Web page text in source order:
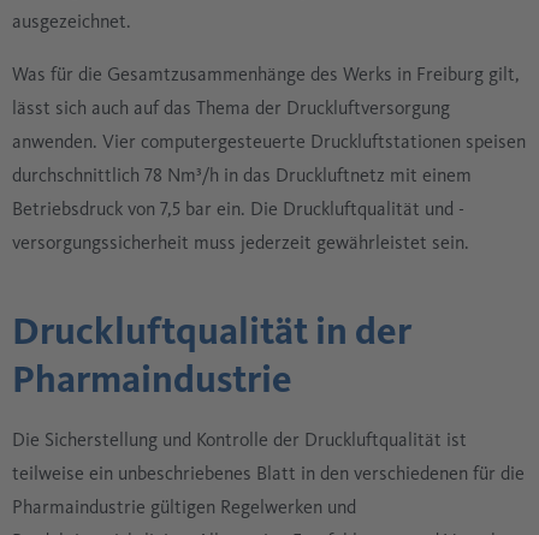
ausgezeichnet.
Was für die Gesamtzusammenhänge des Werks in Freiburg gilt,
lässt sich auch auf das Thema der Druckluftversorgung
anwenden. Vier computergesteuerte Druckluftstationen speisen
durchschnittlich 78 Nm³/h in das Druckluftnetz mit einem
Betriebsdruck von 7,5 bar ein. Die Druckluftqualität und -
versorgungssicherheit muss jederzeit gewährleistet sein.
Druckluftqualität in der
Pharmaindustrie
Die Sicherstellung und Kontrolle der Druckluftqualität ist
teilweise ein unbeschriebenes Blatt in den verschiedenen für die
Pharmaindustrie gültigen Regelwerken und